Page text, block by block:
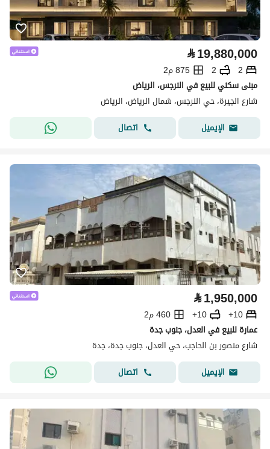
⃁19,880,000
2
2
875 م2
مبنى سكني للبيع في النرجس، الرياض
شارع الجيرة، حي النرجس، شمال الرياض، الرياض
الإيميل
اتصال
⃁1,950,000
10+
10+
460 م2
عمارة للبيع في العدل، جنوب جدة
شارع منصور بن الحاجب، حي العدل، جنوب جدة، جدة
الإيميل
اتصال